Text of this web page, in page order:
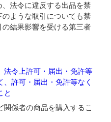
法令に違反する出品を禁
ような取引についても禁
結果影響を受ける第三者
法令上許可・届出・免許等
、許可・届出・免許等なく
と
関係者の商品を購入するこ